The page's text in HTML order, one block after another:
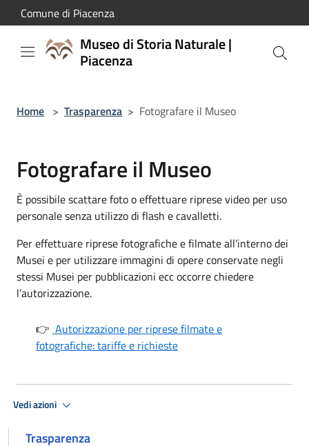
Salta al contenuto principale
Comune di Piacenza
Museo di Storia Naturale |
Piacenza
Home > Trasparenza > Fotografare il Museo
Fotografare il Museo
È possibile scattare foto o effettuare riprese video per uso
personale senza utilizzo di flash e cavalletti.
Per effettuare riprese fotografiche e filmate all’interno dei
Musei e per utilizzare immagini di opere conservate negli
stessi Musei per pubblicazioni ecc occorre chiedere
l’autorizzazione.
👉 Autorizzazione per riprese filmate e
fotografiche: tariffe e richieste
Vedi azioni
Trasparenza